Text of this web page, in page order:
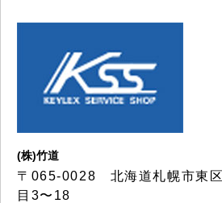
(株)竹道
〒065-0028 北海道札幌市東
目3〜18